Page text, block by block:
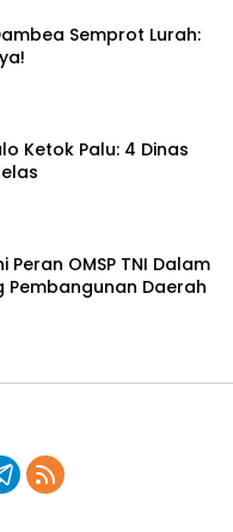
Semprot Lurah:
Ketok Palu: 4 Dinas
Peran OMSP TNI Dalam
Pembangunan Daerah